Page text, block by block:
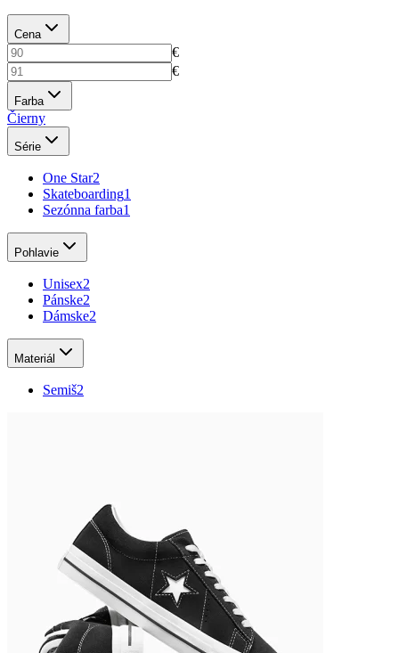
Cena
€
€
Farba
Čierny
Série
One Star2
Skateboarding1
Sezónna farba1
Pohlavie
Unisex2
Pánske2
Dámske2
Materiál
Semiš2